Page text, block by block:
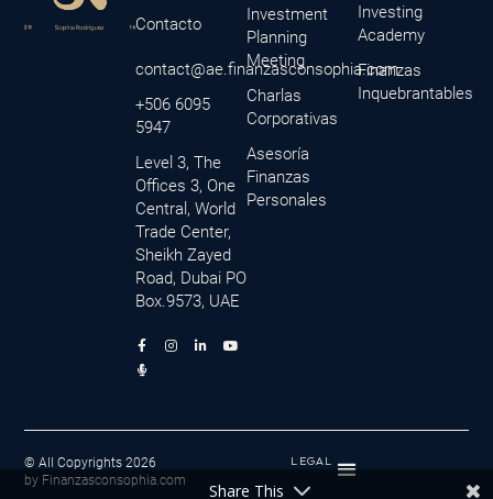
Contacto
contact@ae.finanzasconsophia.com
+506 6095
5947
Level 3, The
Offices 3, One
Central, World
Trade Center,
Sheikh Zayed
Road, Dubai PO
Box.9573, UAE
F
a
c
e
k
f
I
n
a
L
i
n
Y
o
M
i
c
r
o
e
-
a
Investment
Planning
Meeting
Charlas
Corporativas
Asesoría
Finanzas
Personales
Investing
Academy
Finanzas
Inquebrantables
© All Copyrights 2026
by Finanzasconsophia.com
LEGAL
Share This